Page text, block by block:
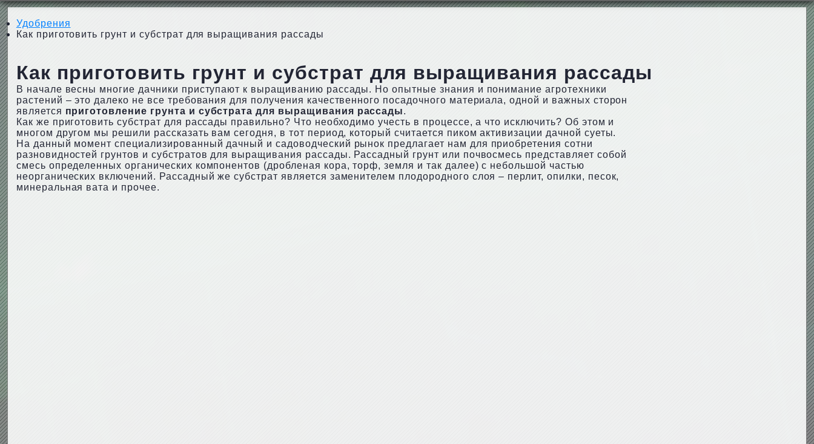
Удобрения
Как приготовить грунт и субстрат для выращивания рассады
Как приготовить грунт и субстрат для выращивания рассады
В начале весны многие дачники приступают к выращиванию рассады. Но опытные знания и понимание агротехники
растений – это далеко не все требования для получения качественного посадочного материала, одной и важных сторон
является приготовление грунта и субстрата для выращивания рассады.
Как же приготовить субстрат для рассады правильно? Что необходимо учесть в процессе, а что исключить? Об этом и
многом другом мы решили рассказать вам сегодня, в тот период, который считается пиком активизации дачной суеты.
На данный момент специализированный дачный и садоводческий рынок предлагает нам для приобретения сотни
разновидностей грунтов и субстратов для выращивания рассады. Рассадный грунт или почвосмесь представляет собой
смесь определенных органических компонентов (дробленая кора, торф, земля и так далее) с небольшой частью
неорганических включений. Рассадный же субстрат является заменителем плодородного слоя – перлит, опилки, песок,
минеральная вата и прочее.